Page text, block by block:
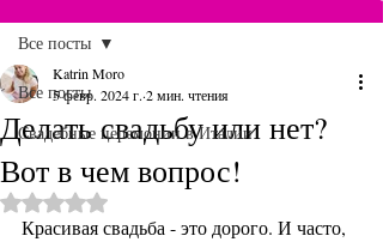
Все посты
Свадебные церемонии в Италии
Все посты
Делать свадьбу или нет?
Вот в чем вопрос!
Katrin Moro
5 февр. 2024 г. 2 мин. чтения
Оценка: не число из 5 звезд.
Красивая свадьба - это дорого. И часто,